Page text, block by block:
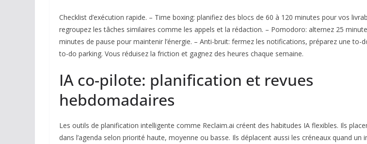
Checklist d’exécution rapide. – Time boxing: planifiez des blocs de 60 à 120 minutes pour vos
regroupez les tâches similaires comme les appels et la rédaction. – Pomodoro: alternez 25
minutes de pause pour maintenir l’énergie. – Anti-bruit: fermez les notifications, préparez une to-
to-do parking. Vous réduisez la friction et gagnez des heures chaque semaine.
IA co-pilote: planification et revues
hebdomadaires
Les outils de planification intelligente comme Reclaim.ai créent des habitudes IA flexibles. Ils
dans l’agenda selon priorité haute, moyenne ou basse. Ils déplacent aussi les créneaux quand un